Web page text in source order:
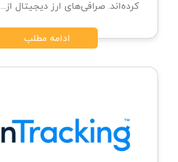
کرده‌اند. صرافی‌های ارز دیجیتال از...
ادامه مطلب